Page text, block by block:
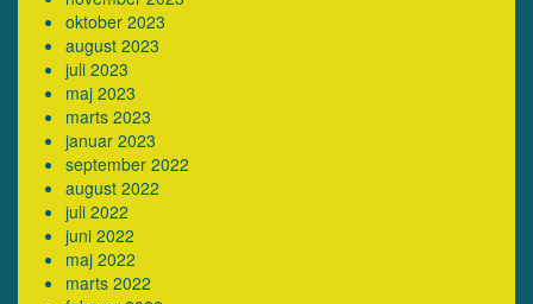
oktober 2023
august 2023
juli 2023
maj 2023
marts 2023
januar 2023
september 2022
august 2022
juli 2022
juni 2022
maj 2022
marts 2022